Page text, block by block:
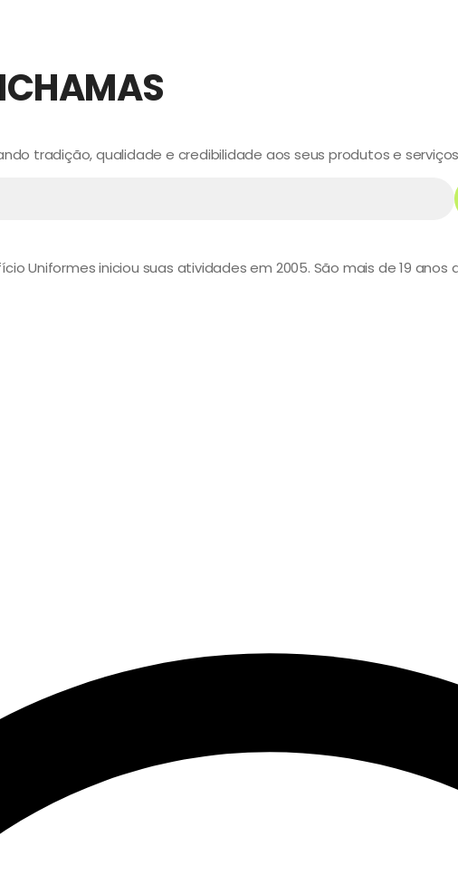
tradição, qualidade e credibilidade aos seus produtos e
Uniformes iniciou suas atividades em 2005. São mais de 19